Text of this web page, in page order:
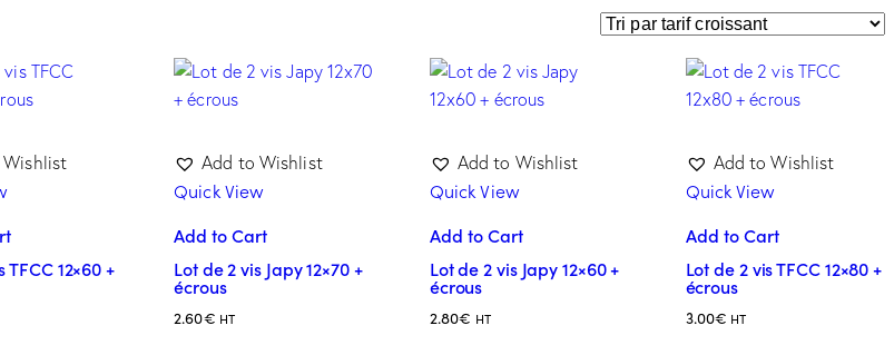
TFCC 12×60 +
Add to Wishlist
Quick View
Add to Cart
Lot de 2 vis Japy 12×70 +
écrous
2.60€ HT
Add to Wishlist
Quick View
Add to Cart
Lot de 2 vis Japy 12×60 +
écrous
2.80€ HT
Add to Wishlist
Quick View
Add to Cart
Lot de 2 vis TFCC 12×80 +
écrous
3.00€ HT